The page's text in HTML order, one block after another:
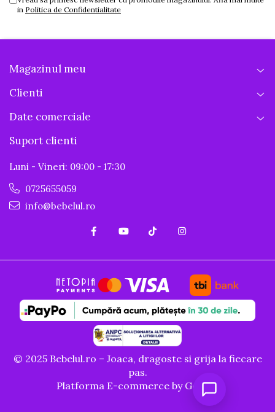
in Politica de Confidentialitate
Magazinul meu
Clienti
Date comerciale
Suport clienti
Luni - Vineri: 09:00 - 17:30
0725655059
info@bebelul.ro
© 2025 Bebelul.ro – Joaca, dragoste si grija la fiecare
pas.
Platforma E-commerce by Gomag